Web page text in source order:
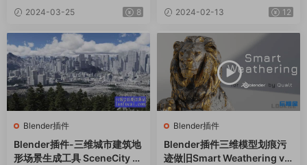
2024-03-25 8
esher v1.3
2024-02-13 12
Blender插件
Blender插件-三维城市建筑地
形场景生成工具 SceneCity V
Blender插件
Blender插件三维模型划痕污
迹做旧Smart Weathering v2.